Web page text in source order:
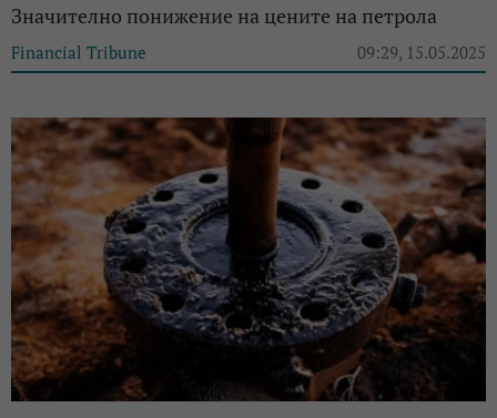
Значително понижение на цените на петрола
Financial Tribune 09:29, 15.05.2025